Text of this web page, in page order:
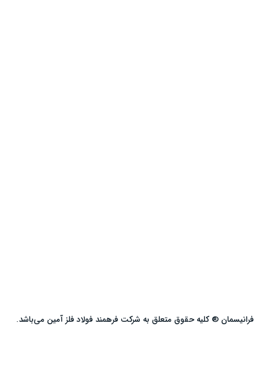
فرانیسمان ® کلیه حقوق متعلق به شرکت فرهمند فولاد فلز آمین می‌باشد.